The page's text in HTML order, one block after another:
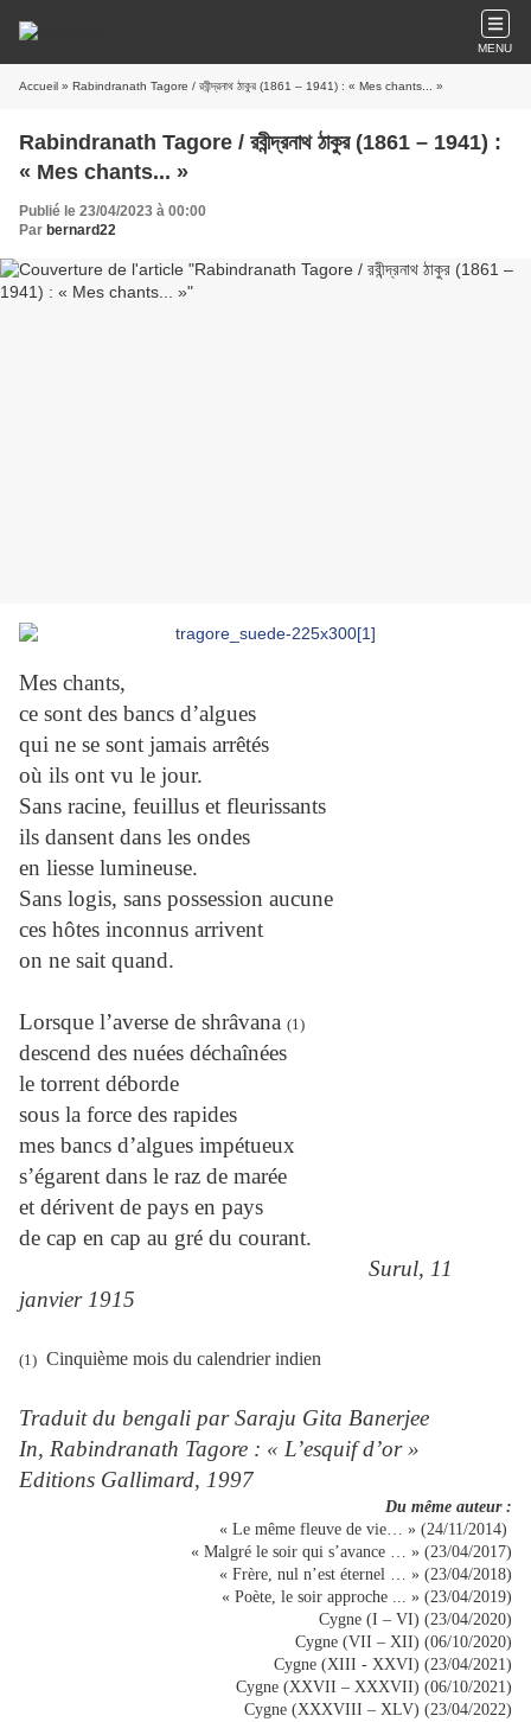
MENU
Accueil » Rabindranath Tagore / রবীন্দ্রনাথ ঠাকুর (1861 – 1941) : « Mes chants... »
Rabindranath Tagore / রবীন্দ্রনাথ ঠাকুর (1861 – 1941) :
« Mes chants... »
Publié le 23/04/2023 à 00:00
Par bernard22
Mes chants,
ce sont des bancs d’algues
qui ne se sont jamais arrêtés
où ils ont vu le jour.
Sans racine, feuillus et fleurissants
ils dansent dans les ondes
en liesse lumineuse.
Sans logis, sans possession aucune
ces hôtes inconnus arrivent
on ne sait quand.
Lorsque l’averse de shrâvana (1)
descend des nuées déchaînées
le torrent déborde
sous la force des rapides
mes bancs d’algues impétueux
s’égarent dans le raz de marée
et dérivent de pays en pays
de cap en cap au gré du courant.
Surul, 11
janvier 1915
(1) Cinquième mois du calendrier indien
Traduit du bengali par Saraju Gita Banerjee
In, Rabindranath Tagore : « L’esquif d’or »
Editions Gallimard, 1997
Du même auteur :
« Le même fleuve de vie… » (24/11/2014)
« Malgré le soir qui s’avance … » (23/04/2017)
« Frère, nul n’est éternel … » (23/04/2018)
« Poète, le soir approche ... » (23/04/2019)
Cygne (I – VI) (23/04/2020)
Cygne (VII – XII) (06/10/2020)
Cygne (XIII - XXVI) (23/04/2021)
Cygne (XXVII – XXXVII) (06/10/2021)
Cygne (XXXVIII – XLV) (23/04/2022)